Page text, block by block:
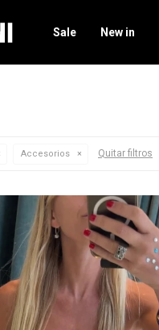
Sale New in
Accesorios Quitar filtros